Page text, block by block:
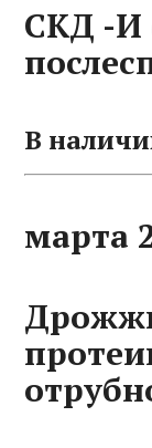
СКД -И
В
марта